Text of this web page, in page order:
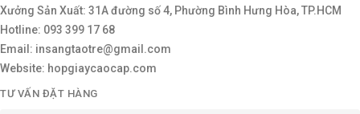
Xưởng Sản Xuất: 31A đường số 4, Phường Bình Hưng Hòa, TP.HCM
Hotline: 093 399 17 68
Email: insangtaotre@gmail.com
Website: hopgiaycaocap.com
TƯ VẤN ĐẶT HÀNG